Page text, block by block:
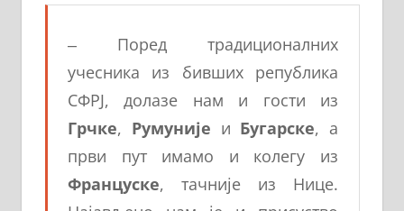
‒ Поред традиционалних
учесника из бивших република
СФРЈ, долазе нам и гости из
Грчке, Румуније и Бугарске, а
први пут имамо и колегу из
Француске, тачније из Нице.